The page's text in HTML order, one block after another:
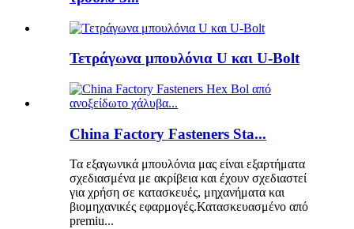
Τετράγωνα μπουλόνια U και U-Bolt
China Factory Fasteners Sta...
Τα εξαγωνικά μπουλόνια μας είναι εξαρτήματα
σχεδιασμένα με ακρίβεια και έχουν σχεδιαστεί
για χρήση σε κατασκευές, μηχανήματα και
βιομηχανικές εφαρμογές.Κατασκευασμένο από
premiu...